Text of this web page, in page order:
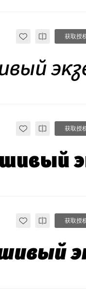
获取授
获取授
获取授